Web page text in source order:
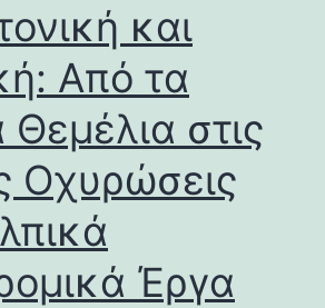
και
Από τα
στις
Οχυρώσεις
Έργα